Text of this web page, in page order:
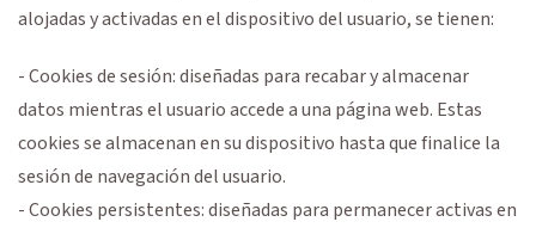
alojadas y activadas en el dispositivo del usuario, se tienen:
- Cookies de sesión: diseñadas para recabar y almacenar
datos mientras el usuario accede a una página web. Estas
cookies se almacenan en su dispositivo hasta que finalice la
sesión de navegación del usuario.
- Cookies persistentes: diseñadas para permanecer activas en